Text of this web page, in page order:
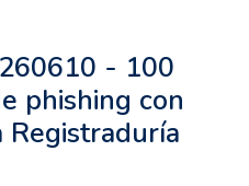
- 100
phishing con